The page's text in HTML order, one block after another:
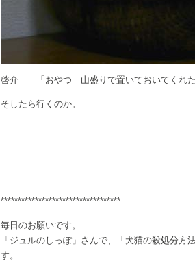
啓介 「おやつ 山盛りで置いておいてくれた
そしたら行くのか。
***********************************
毎日のお願いです。
「ジュルのしっぽ」さんで、「犬猫の殺処分
す。